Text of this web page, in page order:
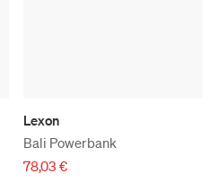
Lexon
Bali Powerbank
78,03 €